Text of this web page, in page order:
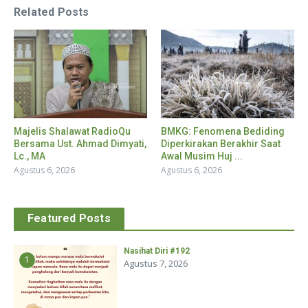
Related Posts
Majelis Shalawat RadioQu
Bersama Ust. Ahmad Dimyati,
Lc., MA
Agustus 6, 2026
BMKG: Fenomena Bediding
Diperkirakan Berakhir Saat
Awal Musim Huj ...
Agustus 6, 2026
Featured Posts
1
Nasihat Diri #192
Agustus 7, 2026